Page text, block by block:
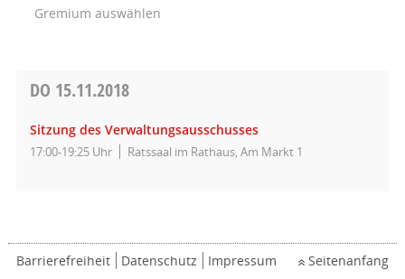
Gremium auswählen
DO 15.11.2018
Sitzung des Verwaltungsausschusses
17:00-19:25 Uhr Ratssaal im Rathaus, Am Markt 1
Barrierefreiheit Datenschutz Impressum Seitenanfang